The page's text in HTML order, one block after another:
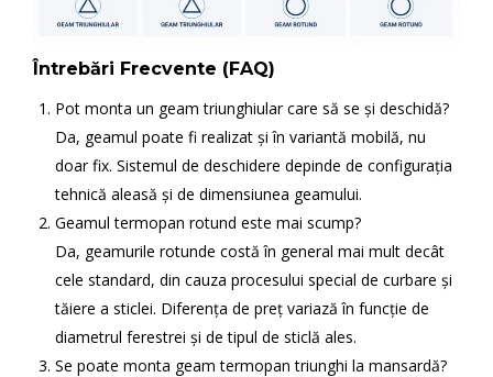
Întrebări Frecvente (FAQ)
Pot monta un geam triunghiular care să se și deschidă?
Da, geamul poate fi realizat și în variantă mobilă, nu
doar fix. Sistemul de deschidere depinde de configurația
tehnică aleasă și de dimensiunea geamului.
Geamul termopan rotund este mai scump?
Da, geamurile rotunde costă în general mai mult decât
cele standard, din cauza procesului special de curbare și
tăiere a sticlei. Diferența de preț variază în funcție de
diametrul ferestrei și de tipul de sticlă ales.
Se poate monta geam termopan triunghi la mansardă?